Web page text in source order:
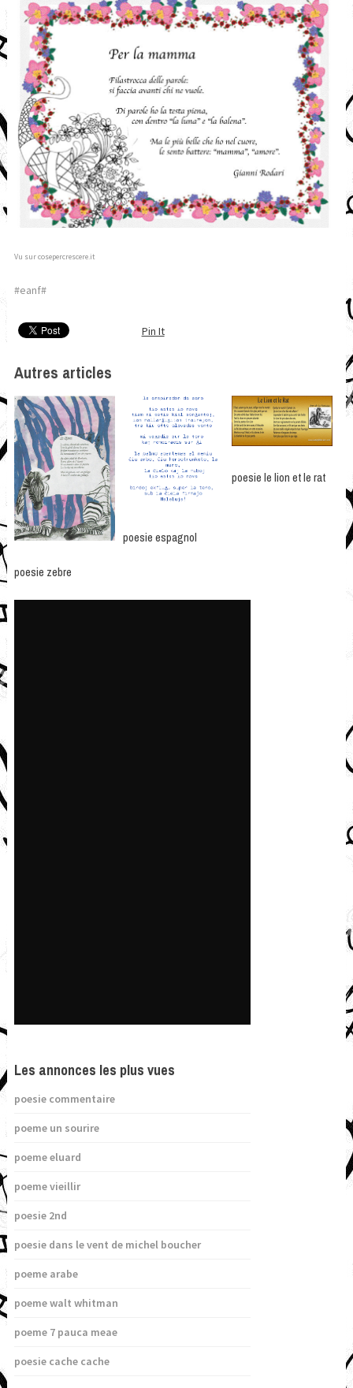
Vu sur cosepercrescere.it
#eanf#
Pin It
Autres articles
poesie zebre
poesie espagnol
poesie le lion et le rat
Les annonces les plus vues
poesie commentaire
poeme un sourire
poeme eluard
poeme vieillir
poesie 2nd
poesie dans le vent de michel boucher
poeme arabe
poeme walt whitman
poeme 7 pauca meae
poesie cache cache